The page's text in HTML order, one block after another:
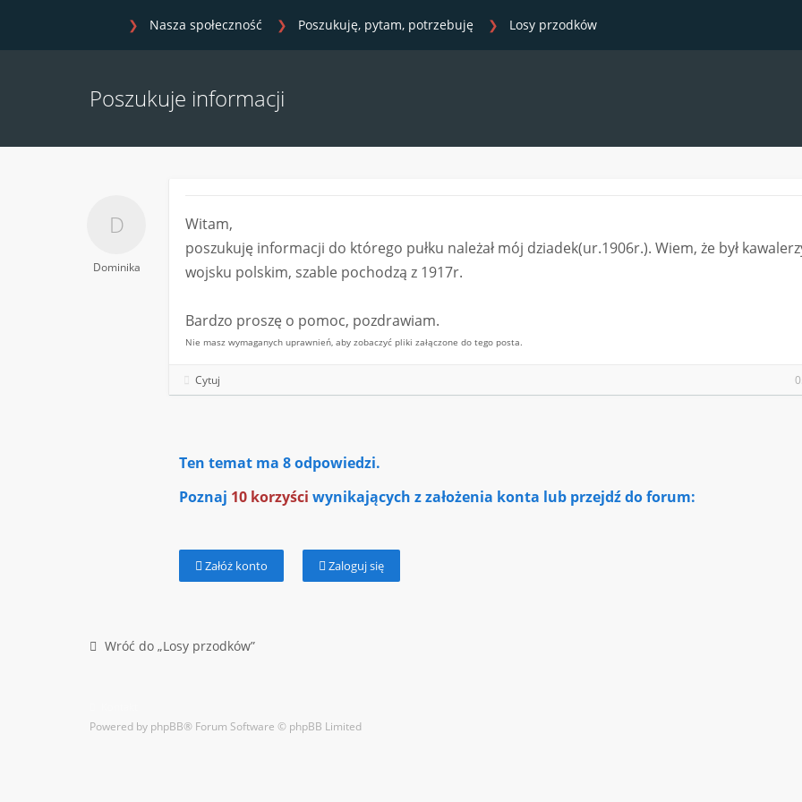
Nasza społeczność Poszukuję, pytam, potrzebuję Losy przodków
Poszukuje informacji
Dominika
Witam,
poszukuję informacji do którego pułku należał mój dziadek(ur.1906r.). Wiem, że był
wojsku polskim, szable pochodzą z 1917r.
Bardzo proszę o pomoc, pozdrawiam.
Nie masz wymaganych uprawnień, aby zobaczyć pliki załączone do tego posta.
Cytuj
Ten temat ma 8odpowiedzi.
Poznaj 10 korzyści wynikających z założenia konta lub przejdź do forum:
Załóż konto Zaloguj się
Wróć do „Losy przodków”
Powered by phpBB® Forum Software © phpBB Limited